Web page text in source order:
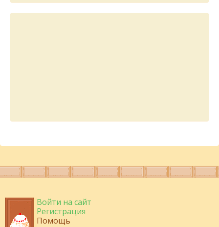
Войти на сайт
Регистрация
Помощь